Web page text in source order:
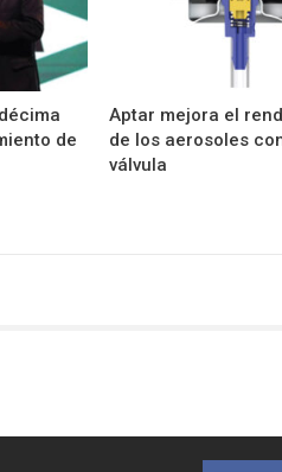
de
Aptar mejora el
de los aerosoles
válvula